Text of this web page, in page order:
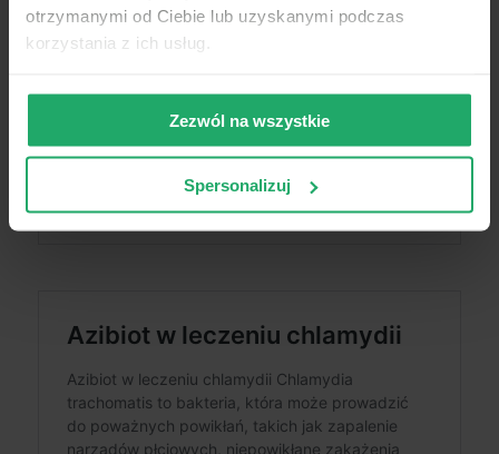
otrzymanymi od Ciebie lub uzyskanymi podczas
korzystania z ich usług.
Zezwól na wszystkie
Spersonalizuj